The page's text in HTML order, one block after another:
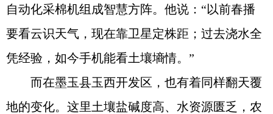
自动化采棉机组成智慧方阵。他说：“以前春播
要看云识天气，现在靠卫星定株距；过去浇水全
凭经验，如今手机能看土壤墒情。”
而在墨玉县玉西开发区，也有着同样翻天覆
地的变化。这里土壤盐碱度高、水资源匮乏，农